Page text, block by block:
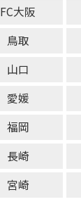
FC大阪
鳥取
山口
愛媛
福岡
長崎
宮崎